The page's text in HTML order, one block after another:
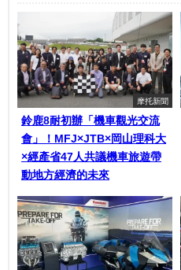
摩托新聞
鈴鹿8耐初辦「機車觀光交流
會」！MFJ×JTB×岡山理科大
×經產省47人共議機車旅遊帶
動地方經濟的未來